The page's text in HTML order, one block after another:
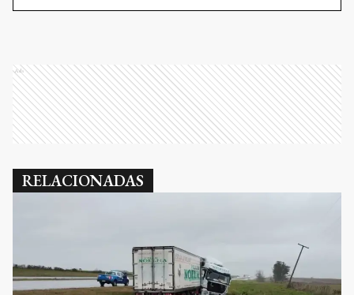
Ads
RELACIONADAS